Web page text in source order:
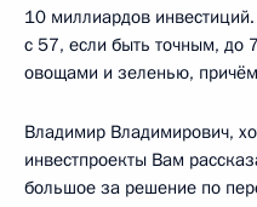
10 миллиардов
с 57, если быть точным, до
овощами и зеленью,
Владимир Владимирович,
инвестпроекты Вам
большое за решение по